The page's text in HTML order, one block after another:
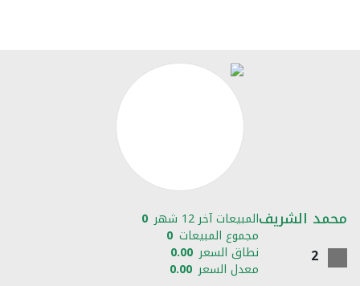
محمد الشريف
2
المبيعات آخر 12 شهر 0
مجموع المبيعات 0
نطاق السعر 0.00
معدل السعر 0.00